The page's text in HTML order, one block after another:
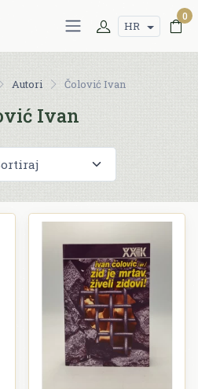
HR
0
Autori Čolović Ivan
Ivan